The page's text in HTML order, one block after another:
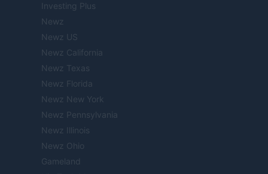
Investing Plus
Newz
Newz US
Newz California
Newz Texas
Newz Florida
Newz New York
Newz Pennsylvania
Newz Illinois
Newz Ohio
Gameland